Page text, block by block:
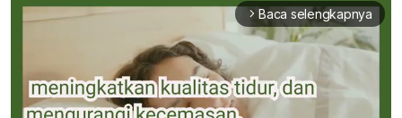
arrow_forward_ios Baca selengkapnya